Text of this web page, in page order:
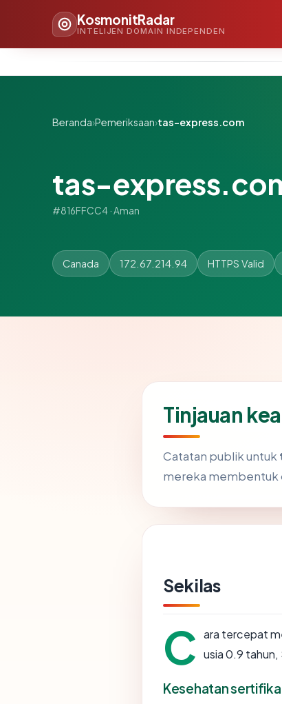
KosmonitRadar
INTELIJEN DOMAIN INDEPENDEN
Beranda›Pemeriksaan›tas-express.com
tas-
#816FFCC4 · Aman
Canada 172.67.214.94 HTTPS Valid
Tinjauan
Catatan publik untuk
mereka membentuk
Sekilas
C ara tercepat
usia 0.9
Kesehatan